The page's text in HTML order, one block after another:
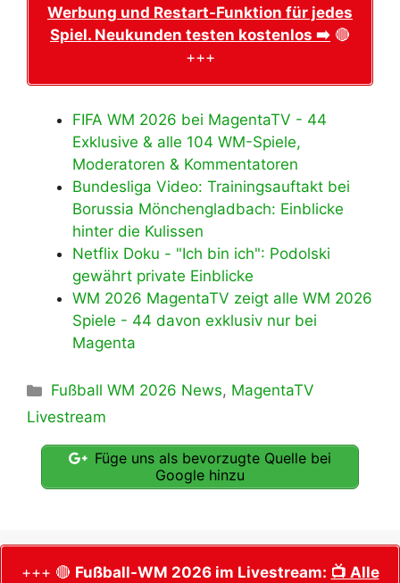
Werbung und Restart-Funktion für jedes
Spiel. Neukunden testen kostenlos ➡️ 🔴
+++
FIFA WM 2026 bei MagentaTV - 44
Exklusive & alle 104 WM-Spiele,
Moderatoren & Kommentatoren
Bundesliga Video: Trainingsauftakt bei
Borussia Mönchengladbach: Einblicke
hinter die Kulissen
Netflix Doku - "Ich bin ich": Podolski
gewährt private Einblicke
WM 2026 MagentaTV zeigt alle WM 2026
Spiele - 44 davon exklusiv nur bei
Magenta
Kategorien
Fußball WM 2026 News, MagentaTV
Livestream
Füge uns als bevorzugte Quelle bei
Google hinzu
+++ 🔴 Fußball-WM 2026 im Livestream: 📺 Alle